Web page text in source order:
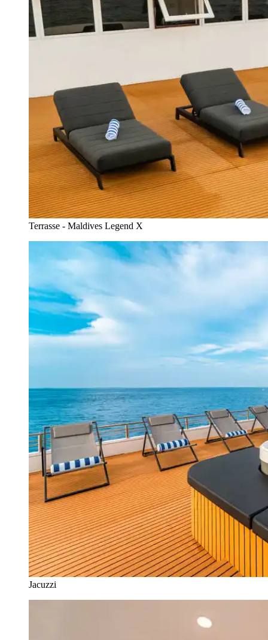
Terrasse - Maldives Legend X
Jacuzzi